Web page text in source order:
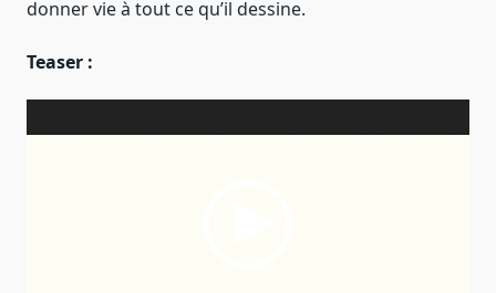
donner vie à tout ce qu’il dessine.
Teaser :